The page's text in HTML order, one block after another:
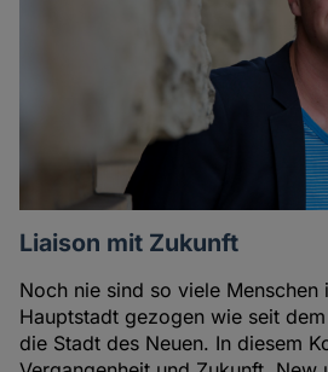
Liaison mit Zukunft
Noch nie sind so viele Menschen
Hauptstadt gezogen wie seit
die Stadt des Neuen. In diesem